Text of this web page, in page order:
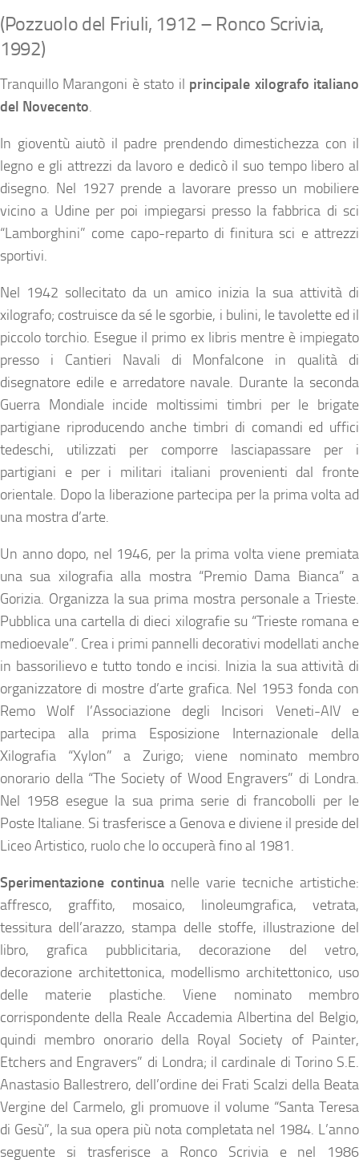
(Pozzuolo del Friuli, 1912 – Ronco Scrivia,
1992)
Tranquillo Marangoni è stato il principale xilografo italiano
del Novecento.
In gioventù aiutò il padre prendendo dimestichezza con il
legno e gli attrezzi da lavoro e dedicò il suo tempo libero al
disegno. Nel 1927 prende a lavorare presso un mobiliere
vicino a Udine per poi impiegarsi presso la fabbrica di sci
“Lamborghini” come capo-reparto di finitura sci e attrezzi
sportivi.
Nel 1942 sollecitato da un amico inizia la sua attività di
xilografo; costruisce da sé le sgorbie, i bulini, le tavolette ed il
piccolo torchio. Esegue il primo ex libris mentre è impiegato
presso i Cantieri Navali di Monfalcone in qualità di
disegnatore edile e arredatore navale. Durante la seconda
Guerra Mondiale incide moltissimi timbri per le brigate
partigiane riproducendo anche timbri di comandi ed uffici
tedeschi, utilizzati per comporre lasciapassare per i
partigiani e per i militari italiani provenienti dal fronte
orientale. Dopo la liberazione partecipa per la prima volta ad
una mostra d’arte.
Un anno dopo, nel 1946, per la prima volta viene premiata
una sua xilografia alla mostra “Premio Dama Bianca” a
Gorizia. Organizza la sua prima mostra personale a Trieste.
Pubblica una cartella di dieci xilografie su “Trieste romana e
medioevale”. Crea i primi pannelli decorativi modellati anche
in bassorilievo e tutto tondo e incisi. Inizia la sua attività di
organizzatore di mostre d’arte grafica. Nel 1953 fonda con
Remo Wolf l’Associazione degli Incisori Veneti-AIV e
partecipa alla prima Esposizione Internazionale della
Xilografia “Xylon” a Zurigo; viene nominato membro
onorario della “The Society of Wood Engravers” di Londra.
Nel 1958 esegue la sua prima serie di francobolli per le
Poste Italiane. Si trasferisce a Genova e diviene il preside del
Liceo Artistico, ruolo che lo occuperà fino al 1981.
Sperimentazione continua nelle varie tecniche artistiche:
affresco, graffito, mosaico, linoleumgrafica, vetrata,
tessitura dell’arazzo, stampa delle stoffe, illustrazione del
libro, grafica pubblicitaria, decorazione del vetro,
decorazione architettonica, modellismo architettonico, uso
delle materie plastiche. Viene nominato membro
corrispondente della Reale Accademia Albertina del Belgio,
quindi membro onorario della Royal Society of Painter,
Etchers and Engravers” di Londra; il cardinale di Torino S.E.
Anastasio Ballestrero, dell’ordine dei Frati Scalzi della Beata
Vergine del Carmelo, gli promuove il volume “Santa Teresa
di Gesù”, la sua opera più nota completata nel 1984. L’anno
seguente si trasferisce a Ronco Scrivia e nel 1986